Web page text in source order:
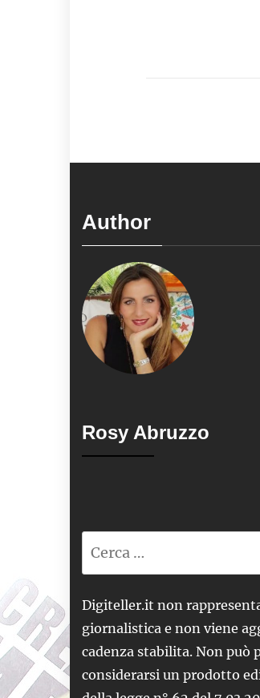
Author
Rosy Abruzzo
Digiteller.it non
giornalistica e non viene
cadenza stabilita. Non può
considerarsi un prodotto